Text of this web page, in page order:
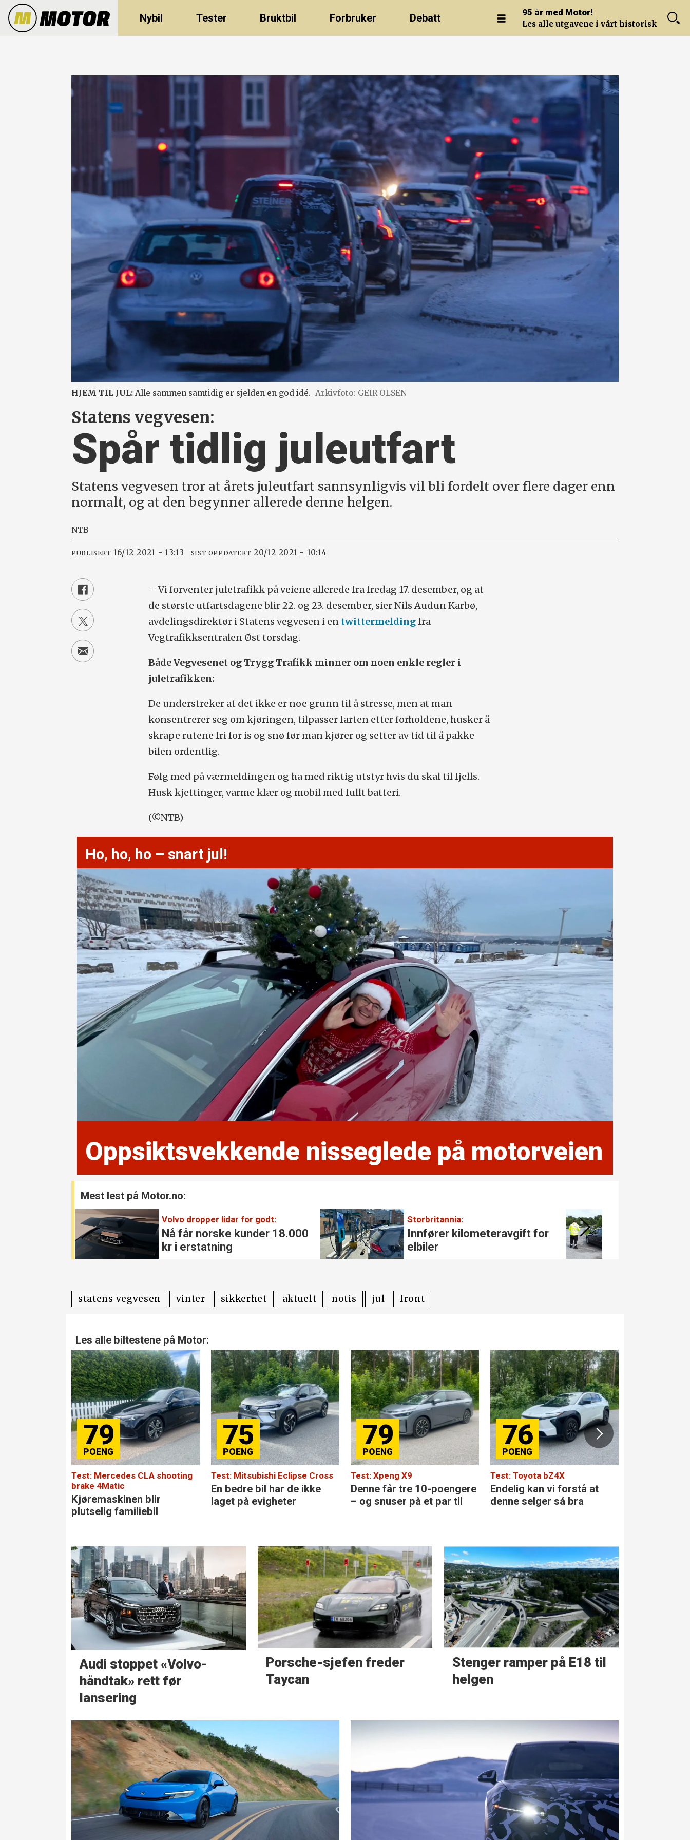
Nybil Tester Bruktbil Forbruker Debatt 95 år med Motor!
Les alle utgavene i vårt historiske arkiv.
HJEM TIL JUL: Alle sammen samtidig er sjelden en god idé. Arkivfoto: GEIR OLSEN
Statens vegvesen:
Spår tidlig juleutfart
Statens vegvesen tror at årets juleutfart sannsynligvis vil bli fordelt over flere dager enn
normalt, og at den begynner allerede denne helgen.
NTB
PUBLISERT 16/12 2021 - 13:13 SIST OPPDATERT 20/12 2021 - 10:14
– Vi forventer juletrafikk på veiene allerede fra fredag 17. desember, og at
de største utfartsdagene blir 22. og 23. desember, sier Nils Audun Karbø,
avdelingsdirektør i Statens vegvesen i en twittermeldingfra
Vegtrafikksentralen Øst torsdag.
Både Vegvesenet og Trygg Trafikk minner om noen enkle regler i
juletrafikken:
De understreker at det ikke er noe grunn til å stresse, men at man
konsentrerer seg om kjøringen, tilpasser farten etter forholdene, husker å
skrape rutene fri for is og snø før man kjører og setter av tid til å pakke
bilen ordentlig.
Følg med på værmeldingen og ha med riktig utstyr hvis du skal til fjells.
Husk kjettinger, varme klær og mobil med fullt batteri.
(©NTB)
Ho, ho, ho – snart jul!
Oppsikts­vekkende nisse­­glede på motorveien
Mest lest på Motor.no:
Volvo dropper lidar for godt:
Nå får norske kunder 18.000
kr i erstatning
Storbritannia:
Innfører kilometer­avgift for
elbiler
Tatt i kontroll:
Kjørte med
taket (!)
statens vegvesen vinter sikkerhet aktuelt notis jul front
Les alle biltestene på Motor:
Test: Mercedes CLA shooting
Kjøremaskinen blir
plutselig familiebil
75
Test: Mitsubishi Eclipse Cross
En bedre bil har de ikke
laget på evigheter
79
Test: Xpeng X9
Denne får tre 10-poengere
– og snuser på et par til
76
Test: Toyota bZ4X
Endelig kan vi forstå at
denne selger så bra
84
Test: Mercedes-Benz GLC
Den største stjernen i
klassen
Audi stoppet «Volvo-
håndtak» rett før
lansering
Porsche-sjefen freder
Taycan
Stenger ramper på E18 til
helgen